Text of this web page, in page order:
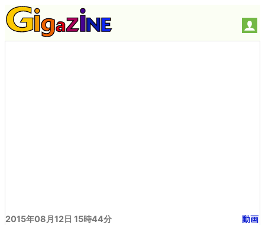
2015年08月12日 15時44分 動画